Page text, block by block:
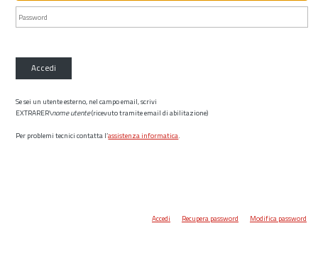
Accedi
Se sei un utente esterno, nel campo email, scrivi
EXTRARER\nome utente(ricevuto tramite email di abilitazione)
Per problemi tecnici contatta l’assistenza informatica.
Accedi Recupera password Modifica password